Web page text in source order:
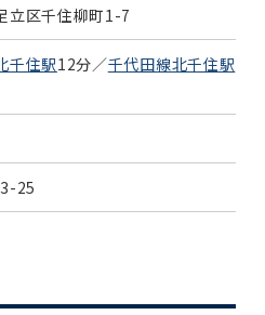
立区千住柳町1-7
千住駅12分／千代田線北千住駅
25